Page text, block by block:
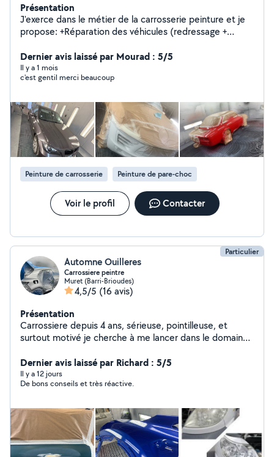
Présentation
J'exerce dans le métier de la carrosserie peinture et je
propose: +Réparation des véhicules (redressage +
ternis +Effacement rayures + lustrage du véhicule
(redonner la brillance) +Montage de pièces de
carrosserie (ailes avant, pare chocs avant /arrière,
de sièges + banquette +Nettoyage véhicule intérieur
Dernier avis laissé par Mourad : 5/5
Il y a 1 mois
c'est gentil merci beaucoup
Peinture de carrosserie Peinture de pare-choc
Voir le profil Contacter
Particulier
Automne Ouilleres
Carrossiere peintre
Muret (Barri-Brioudes)
4,5/5 (16 avis)
Présentation
Carrossiere depuis 4 ans, sérieuse, pointilleuse, et
surtout motivé je cherche à me lancer dans le domaine
me contacter !
Dernier avis laissé par Richard : 5/5
Il y a 12 jours
De bons conseils et très réactive.